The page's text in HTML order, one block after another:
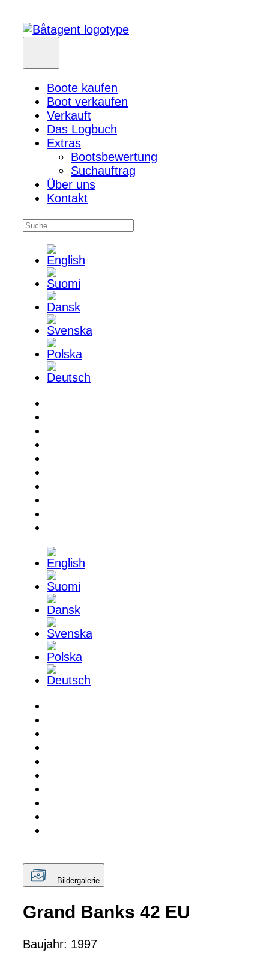
Boote kaufen
Boot verkaufen
Verkauft
Das Logbuch
Extras
Bootsbewertung
Suchauftrag
Über uns
Kontakt
Bildergalerie
Grand Banks 42 EU
Baujahr: 1997